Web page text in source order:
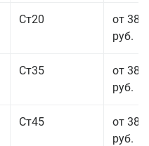
Ст20
от 38
руб.
Ст35
от 38
руб.
Ст45
от 38
руб.